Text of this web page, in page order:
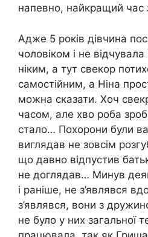
напевно, найкращий час
Адже 5 років дівчина
чоловіком і не
ніким, а тут свекор
самостійним, а Ніна
можна сказати. Хоч
часом, але хво роба
стало… Похорони були
виглядав не зовсім
що давно відпустив
не доглядав… Минув
і раніше, не з’являвся
з’являвся, вони з
не було у них загальної